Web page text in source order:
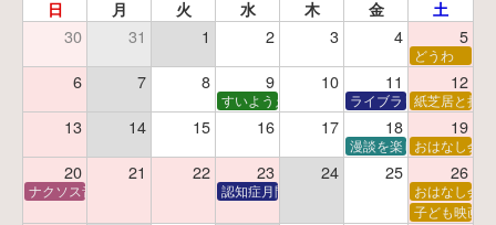
日 月 火 水 木 金 土
30 31 1 2 3 4 5
どうわ
6 7 8 9 10 11 12
すいようえほん ライブラリーシアター
紙芝居と折
13 14 15 16 17 18 19
漫談を楽しむ会 ～漫談
おはなし会
20 21 22 23 24 25 26
ナクソス音楽会 第6回 宇宙を感じるクラシック認知症月間 特別映画会「調査屋マオさんの恋
おはなし会
子ども映画会